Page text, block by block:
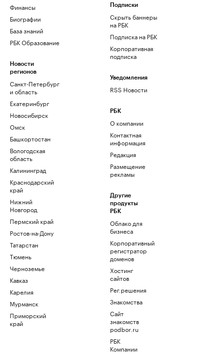
Финансы
Биографии
База знаний
РБК Образование
Новости
регионов
Санкт-Петербург
и область
Екатеринбург
Новосибирск
Омск
Башкортостан
Вологодская
область
Калининград
Краснодарский
край
Нижний
Новгород
Пермский край
Ростов-на-Дону
Татарстан
Тюмень
Черноземье
Кавказ
Карелия
Мурманск
Приморский
край
Подписки
Скрыть баннеры
на РБК
Подписка на РБК
Корпоративная
подписка
Уведомления
RSS Новости
РБК
О компании
Контактная
информация
Редакция
Размещение
рекламы
Другие
продукты
РБК
Облако для
бизнеса
Корпоративный
регистратор
доменов
Хостинг
сайтов
Рег.решения
Знакомства
Сайт
знакомств
podbor.ru
РБК
Компании